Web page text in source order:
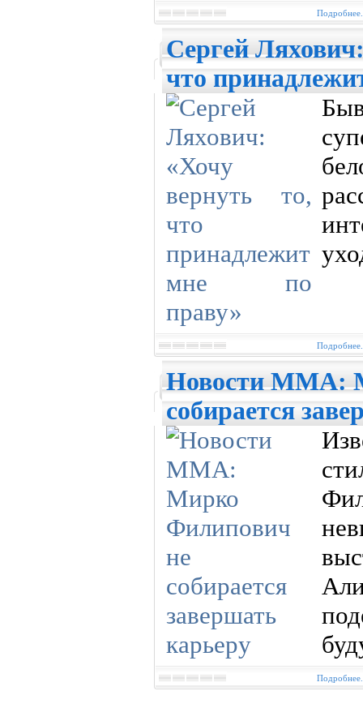
Сергей
что
Новости MMA:
собирается